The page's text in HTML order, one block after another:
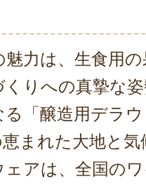
力は、生食用
りへの真摯な
「醸造用デラ
まれた大地と
ェアは、全国の